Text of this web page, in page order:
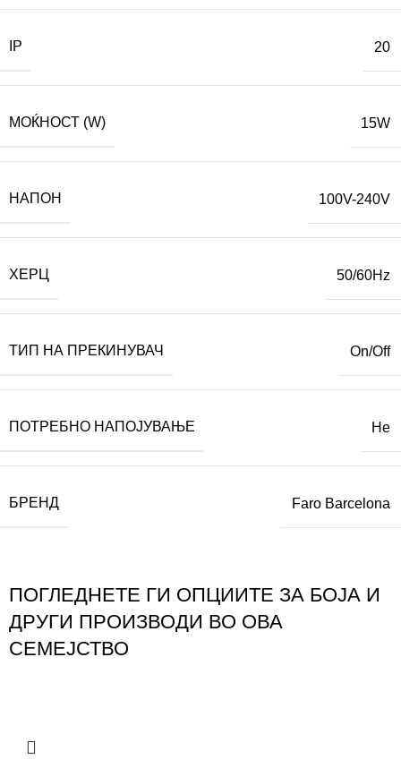
IP 20
МОЌНОСТ (W) 15W
НАПОН 100V-240V
ХЕРЦ 50/60Hz
ТИП НА ПРЕКИНУВАЧ On/Off
ПОТРЕБНО НАПОЈУВАЊЕ Не
БРЕНД Faro Barcelona
ПОГЛЕДНЕТЕ ГИ ОПЦИИТЕ ЗА БОЈА И
ДРУГИ ПРОИЗВОДИ ВО ОВА
СЕМЕЈСТВО